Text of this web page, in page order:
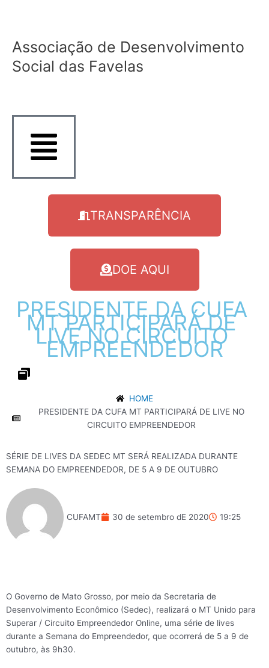
conteúdo
Associação de Desenvolvimento
Social das Favelas
TRANSPARÊNCIA
DOE AQUI
PRESIDENTE DA CUFA
MT PARTICIPARÁ DE
LIVE NO CIRCUITO
EMPREENDEDOR
HOME
PRESIDENTE DA CUFA MT PARTICIPARÁ DE LIVE NO
CIRCUITO EMPREENDEDOR
SÉRIE DE LIVES DA SEDEC MT SERÁ REALIZADA DURANTE
SEMANA DO EMPREENDEDOR, DE 5 A 9 DE OUTUBRO
CUFAMT 30 de setembro dE 2020 19:25
O Governo de Mato Grosso, por meio da Secretaria de
Desenvolvimento Econômico (Sedec), realizará o MT Unido para
Superar / Circuito Empreendedor Online, uma série de lives
durante a Semana do Empreendedor, que ocorrerá de 5 a 9 de
outubro, às 9h30.